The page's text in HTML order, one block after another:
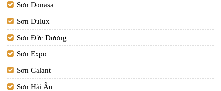
Sơn Donasa
Sơn Dulux
Sơn Đức Dương
Sơn Expo
Sơn Galant
Sơn Hải Âu